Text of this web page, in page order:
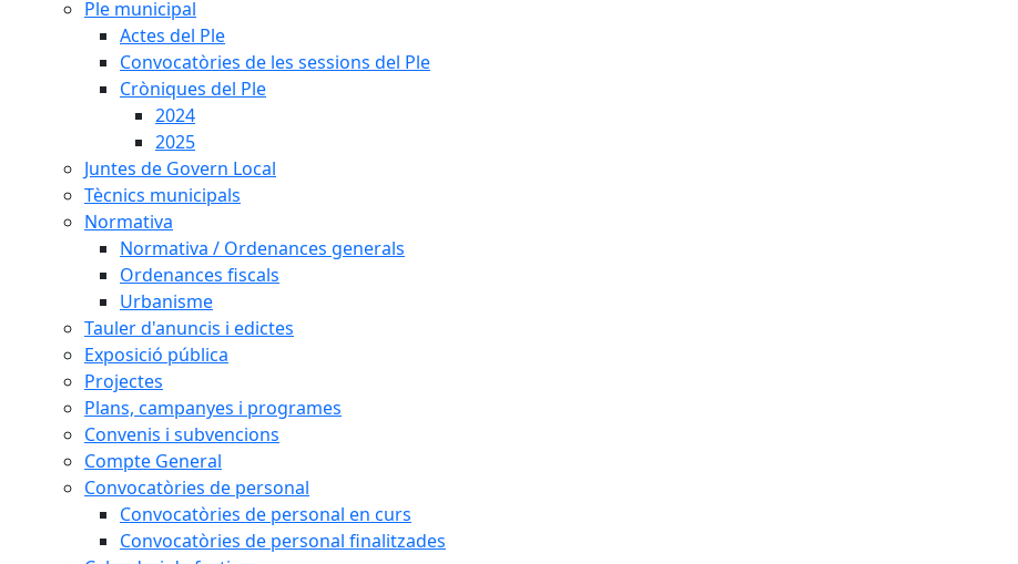
Ple municipal
Actes del Ple
Convocatòries de les sessions del Ple
Cròniques del Ple
2024
2025
Juntes de Govern Local
Tècnics municipals
Normativa
Normativa / Ordenances generals
Ordenances fiscals
Urbanisme
Tauler d'anuncis i edictes
Exposició pública
Projectes
Plans, campanyes i programes
Convenis i subvencions
Compte General
Convocatòries de personal
Convocatòries de personal en curs
Convocatòries de personal finalitzades